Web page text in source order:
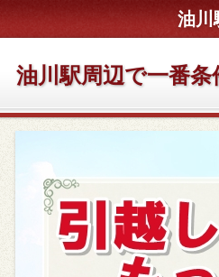
油川
油川駅周辺で一番